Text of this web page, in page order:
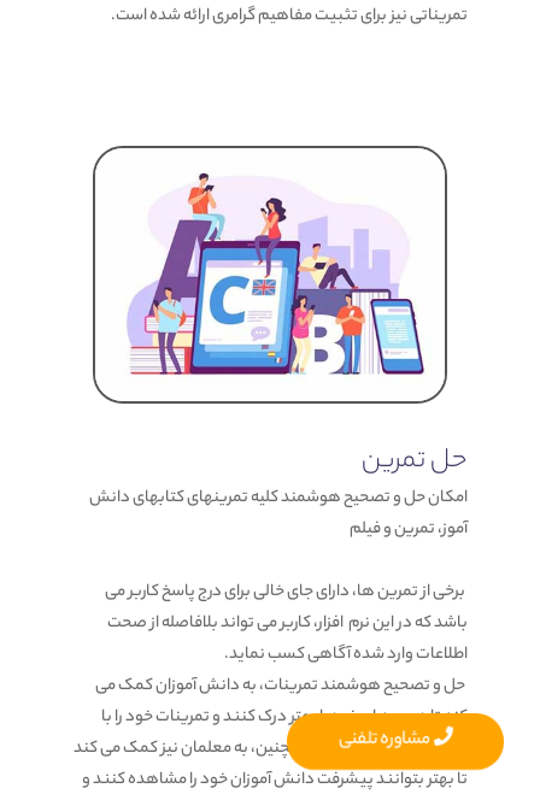
تمریناتی نیز برای تثبیت مفاهیم گرامری ارائه شده است.
حل تمرین
امکان حل و تصحیح هوشمند کلیه تمرینهای کتابهای دانش
آموز، تمرین و فیلم
برخی از تمرین ها، دارای جای خالی برای درج پاسخ کاربر می
باشد که در این نرم افزار، کاربر می تواند بلافاصله از صحت
اطلاعات وارد شده آگاهی کسب نماید.
حل و تصحیح هوشمند تمرینات، به دانش آموزان کمک می
کند تا درس های خود را بهتر درک کنند و تمرینات خود را با
دقت بیشتری حل کنند. همچنین، به معلمان نیز کمک می کند
تا بهتر بتوانند پیشرفت دانش آموزان خود را مشاهده کنند و
مشاوره تلفنی